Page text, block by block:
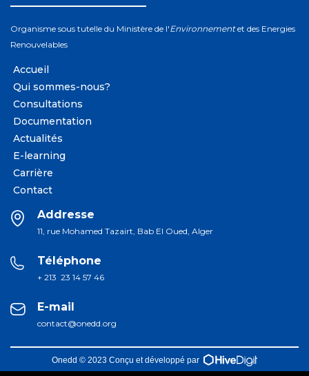
Organisme sous tutelle du Ministère de l'Environnementet des Energies
Renouvelables
Accueil
Qui sommes-nous?
Consultations
Documentation
Actualités
E-learning
Carrière
Contact
Addresse
11, rue Mohamed Tazairt, Bab El Oued, Alger
Téléphone
+ 213 23 14 57 46
E-mail
contact@onedd.org
Onedd © 2023 Conçu et développé par